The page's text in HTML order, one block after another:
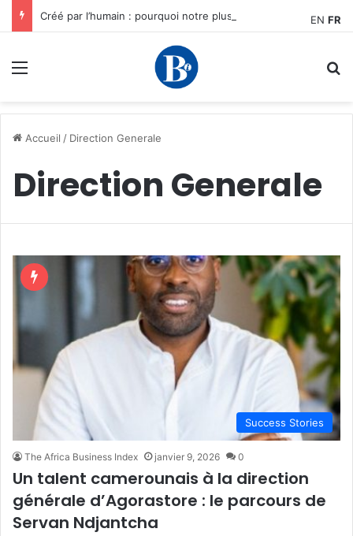
Créé par l’humain : pourquoi notre plus grand avantage à l’ère de l’IA reste humain, par Edward Tatchim
Accueil / Direction Generale
Direction Generale
Success Stories
The Africa Business Index janvier 9, 2026 0
Un talent camerounais à la direction
générale d’Agorastore : le parcours de
Servan Ndjantcha
EN FR